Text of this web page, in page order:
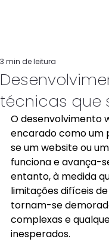
técnicas que
3 min de leitura
O desenvolvimento
encarado como um
se um website ou
funciona e avança-
entanto, à medida
limitações difíceis
tornam-se
complexas e
inesperados.